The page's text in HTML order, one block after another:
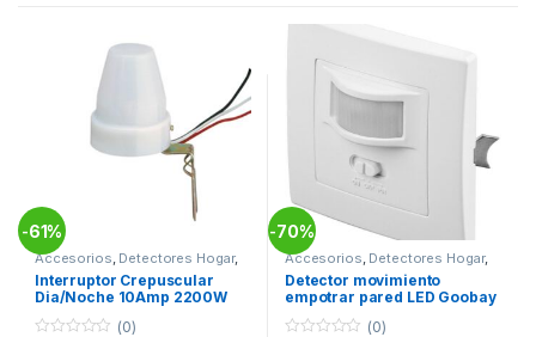
-61%
Accesorios, Detectores Hogar,
Hogar
Interruptor Crepuscular
Dia/Noche 10Amp 2200W
(0)
-70%
Accesorios, Detectores Hogar,
Hogar
Detector movimiento
empotrar pared LED Goobay
(0)